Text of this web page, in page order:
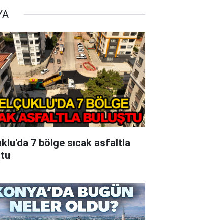
7 bölge sıcak asfaltla